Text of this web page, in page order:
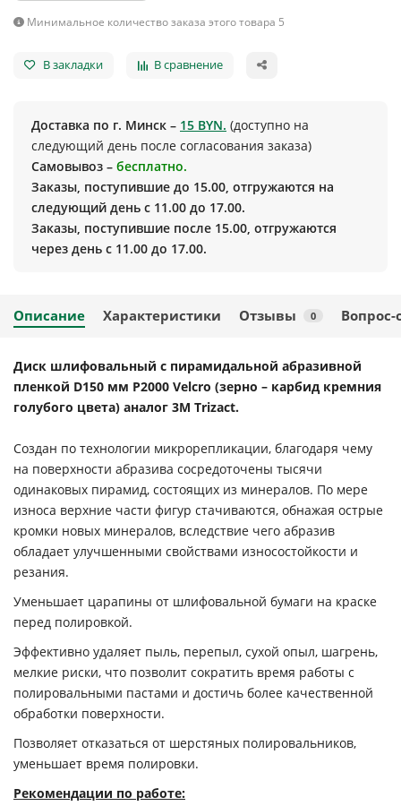
Минимальное количество заказа этого товара 5
В закладки В сравнение
Доставка по г. Минск – 15 BYN. (доступно на
следующий день после согласования заказа)
Самовывоз – бесплатно.
Заказы, поступившие до 15.00, отгружаются на
следующий день с 11.00 до 17.00.
Заказы, поступившие после 15.00, отгружаются
через день с 11.00 до 17.00.
Описание Характеристики Отзывы 0 Вопрос-
Диск шлифовальный с пирамидальной абразивной
пленкой D150 мм P2000 Velcro (зерно – карбид кремния
голубого цвета) аналог 3M Trizact.
Создан по технологии микрорепликации, благодаря чему
на поверхности абразива сосредоточены тысячи
одинаковых пирамид, состоящих из минералов. По мере
износа верхние части фигур стачиваются, обнажая острые
кромки новых минералов, вследствие чего абразив
обладает улучшенными свойствами износостойкости и
резания.
Уменьшает царапины от шлифовальной бумаги на краске
перед полировкой.
Эффективно удаляет пыль, перепыл, сухой опыл, шагрень,
мелкие риски, что позволит сократить время работы с
полировальными пастами и достичь более качественной
обработки поверхности.
Позволяет отказаться от шерстяных полировальников,
уменьшает время полировки.
Рекомендации по работе: